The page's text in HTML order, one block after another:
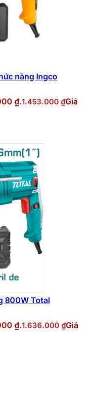
năng Ingco
₫.1.453.000 ₫Giá
800W Total
₫.1.636.000 ₫Giá